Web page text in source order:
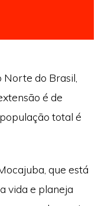
do Brasil,
é de
total é
que está
vida e planeja